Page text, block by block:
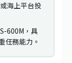
海上平台投
600M，具
任務能力。